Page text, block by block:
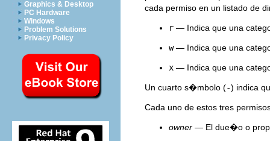
Graphics & Desktop
PC Hardware
Windows
Problem Solutions
Privacy Policy
cada permiso en un listado de
r — Indica que una
w— Indica que una
x — Indica que una
Un cuarto s�mbolo (-) indica
Cada uno de estos tres
owner — El due�o o